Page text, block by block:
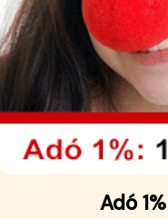
Adó